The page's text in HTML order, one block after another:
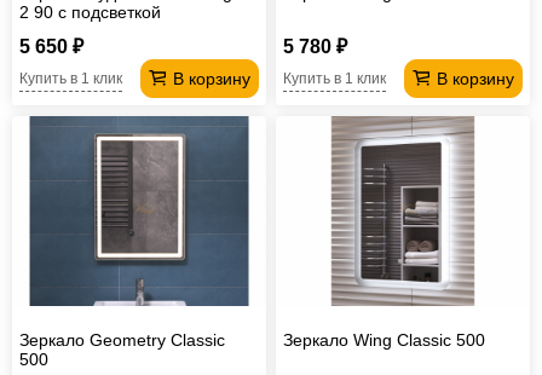
2 90 с подсветкой
5 650 ₽
В корзину
Купить в 1 клик
5 780 ₽
В корзину
Купить в 1 клик
Зеркало Geometry Classic
500
Зеркало Wing Classic 500